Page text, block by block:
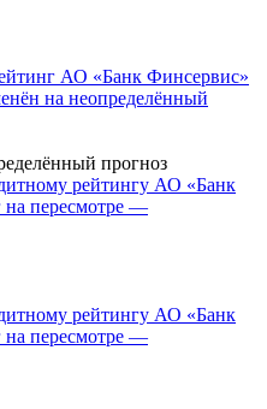
АО «Банк Финсервис»
на неопределённый
прогноз
рейтингу АО «Банк
на пересмотре —
рейтингу АО «Банк
на пересмотре —